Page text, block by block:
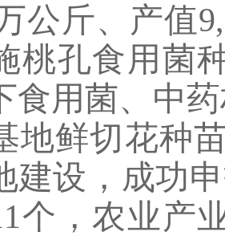
公斤、产值
桃孔食用菌
食用菌、中
地鲜切花种
建设，成功
个，农业产